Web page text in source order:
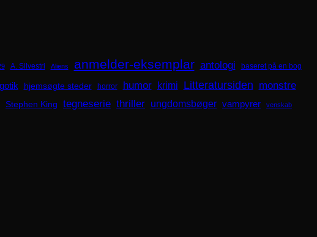
A. Silvestri Aliens anmelder-eksemplar antologi baseret på en bog
gotik hjemsøgte steder horror humor krimi Litteratursiden monstre
Stephen King tegneserie thriller ungdomsbøger vampyrer venskab